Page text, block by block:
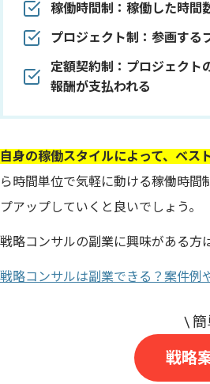
稼働時間制：稼働した時間
プロジェクト制：参画する
定額契約制：プロジェクト
報酬が支払われる
自身の稼働スタイルによって、ベス
ら時間単位で気軽に動ける稼働時
プアップしていくと良いでしょう。
戦略コンサルの副業に興味がある方
戦略コンサルは副業できる？案件例
戦略